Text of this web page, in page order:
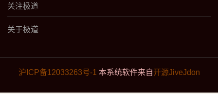
关注极道
关于极道
沪ICP备12033263号-1 本系统软件来自开源JiveJdon